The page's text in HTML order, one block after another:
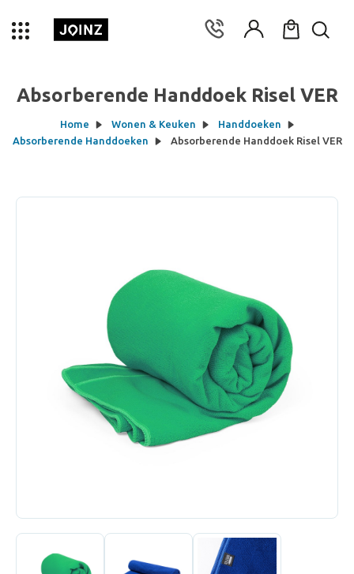
Absorberende Handdoek Risel VER
Home Wonen & Keuken
Handdoeken
Absorberende Handdoeken
Absorberende Handdoek Risel VER